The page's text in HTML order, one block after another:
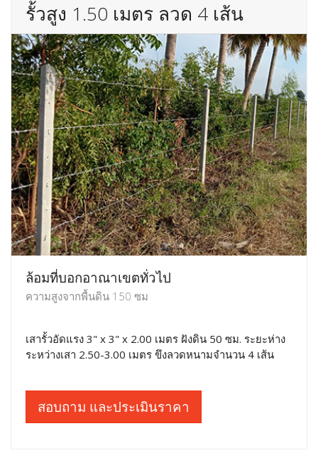
รั้วสูง 1.50 เมตร ลวด 4 เส้น
ล้อมที่บอกอาณาเขตทั่วไป
ความสูงจากพื้นดิน 150 ซม
เสารั้วอัดแรง 3" x 3" x 2.00 เมตร ฝังดิน 50 ซม. ระยะห่าง
ระหว่างเสา 2.50-3.00 เมตร ขึงลวดหนามจำนวน 4 เส้น
สอบถาม และประเมินราคา